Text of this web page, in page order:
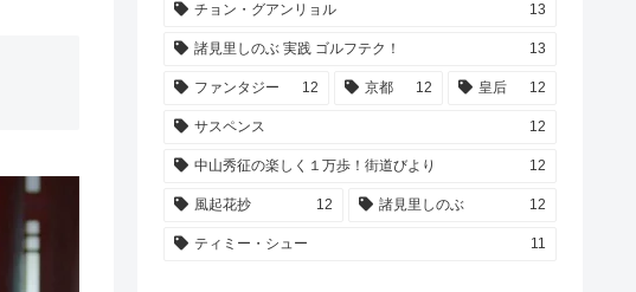
チョン・グアンリョル 13
諸見里しのぶ 実践 ゴルフテク！ 13
ファンタジー 12 京都 12 皇后 12
サスペンス 12
中山秀征の楽しく１万歩！街道びより 12
風起花抄 12 諸見里しのぶ 12
ティミー・シュー 11